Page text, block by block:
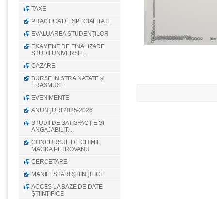
TAXE
PRACTICA DE SPECIALITATE
EVALUAREA STUDENŢILOR
EXAMENE DE FINALIZARE
STUDII UNIVERSIT...
CAZARE
BURSE IN STRAINATATE şi
ERASMUS+
EVENIMENTE
ANUNŢURI 2025-2026
STUDII DE SATISFACŢIE ŞI
ANGAJABILIT...
CONCURSUL DE CHIMIE
MAGDA PETROVANU
CERCETARE
MANIFESTĂRI ŞTIINŢIFICE
ACCES LA BAZE DE DATE
ŞTIINŢIFICE